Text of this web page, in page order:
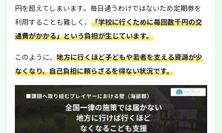
円を超えてしまいます。毎日通うわけではないため定期券を
利用することも難しく、 「学校に行くために毎回数千円の交
通費がかかる」という負担が生じています。
このように、 地方に行くほど子どもや若者を支える資源が少
なくなり、自己負担に頼らざるを得ない状況です。